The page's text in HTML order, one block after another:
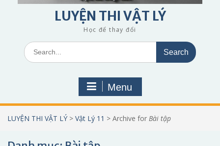
LUYỆN THI VẬT LÝ
Học để thay đổi
Search
for:
Menu
LUYỆN THI VẬT LÝ > Vật Lý 11 > Archive for Bài tập